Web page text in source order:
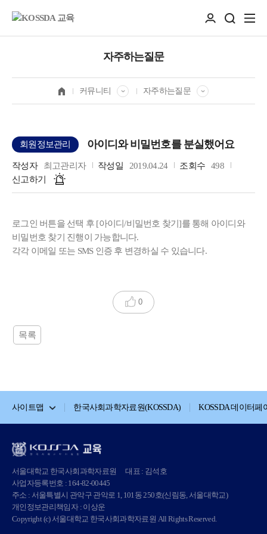
자주하는질문
커뮤니티 자주하는질문
회원정보관리 아이디와 비밀번호를 분실했어요
작성자 최고관리자 작성일 2019.04.24 조회수
498
신고하기
로그인 버튼을 선택 후 [아이디/비밀번호 찾기]를 통해 아이디와
비밀번호 찾기 진행이 가능합니다.
각각 이메일 또는 SMS 인증 후 변경하실 수 있습니다.
0
목록
사이트맵 한국사회과학자료원(KOSSDA) KOSSDA 데이터페
서울대학교 한국사회과학자료원
대표 : 김석호
사업자등록번호 : 164-82-00445
주소 : 서울특별시 관악구 관악로 1, 101동 250호(신림동, 서울대학교)
개인정보관리책임자 : 이상운
Copyright (c) 서울대학교 한국사회과학자료원 All Rights Reserved.